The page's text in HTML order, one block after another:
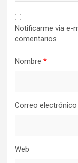
Notificarme via e-
comentarios
Nombre *
Correo electrónico
Web